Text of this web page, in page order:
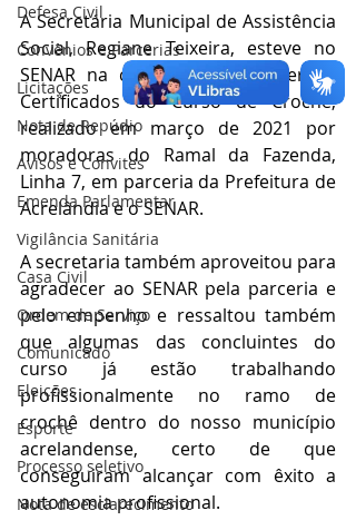
Defesa Civil
Convênios e Parcerias
Licitações
Nota de Repúdio
Avisos e Convites
Emenda Parlamentar
Vigilância Sanitária
Casa Civil
Ordem de Serviço
Comunicado
Eleições
Esporte
Processo seletivo
Nota de esclarecimento
A Secretária Municipal de Assistência
Social, Regiane Teixeira, esteve no
SENAR na capital, para receber os
Certificados do Curso de Crochê,
realizado em março de 2021 por
moradoras do Ramal da Fazenda,
Linha 7, em parceria da Prefeitura de
Acrelândia e o SENAR.
A secretaria também aproveitou para
agradecer ao SENAR pela parceria e
pelo empenho e ressaltou também
que algumas das concluintes do
curso já estão trabalhando
profissionalmente no ramo de
crochê dentro do nosso município
acrelandense, certo de que
conseguiram alcançar com êxito a
autonomia profissional.